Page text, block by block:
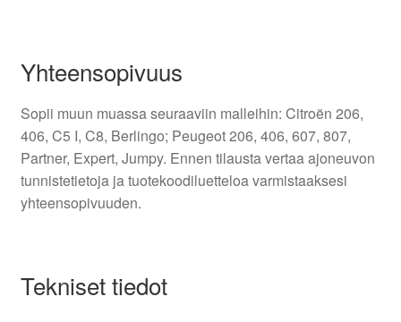
Yhteensopivuus
Sopii muun muassa seuraaviin malleihin: Citroën 206,
406, C5 I, C8, Berlingo; Peugeot 206, 406, 607, 807,
Partner, Expert, Jumpy. Ennen tilausta vertaa ajoneuvon
tunnistetietoja ja tuotekoodiluetteloa varmistaaksesi
yhteensopivuuden.
Tekniset tiedot